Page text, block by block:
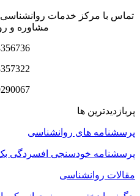
تماس با مرکز خدمات
مشاوره و
پربازدیدترین ها
پرسشنامه های روانشناسی
پرسشنامه خودسنجی افسردگی
مقالات روانشناسی